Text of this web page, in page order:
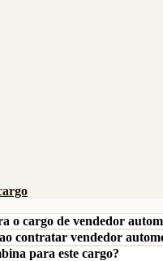
o cargo de vendedor
contratar vendedor
para este cargo?